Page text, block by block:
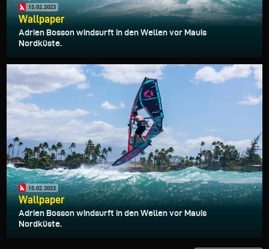
15.02.2023
Wallpaper
Adrien Bosson windsurft in den Wellen vor Mauis
Nordküste.
15.02.2023
Wallpaper
Adrien Bosson windsurft in den Wellen vor Mauis
Nordküste.